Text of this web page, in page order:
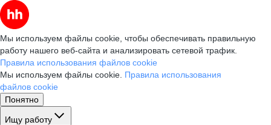
Мы используем файлы cookie, чтобы обеспечивать правильную
работу нашего веб-сайта и анализировать сетевой трафик.
Правила использования файлов cookie
Мы используем файлы cookie. Правила использования
файлов cookie
Понятно
Ищу работу